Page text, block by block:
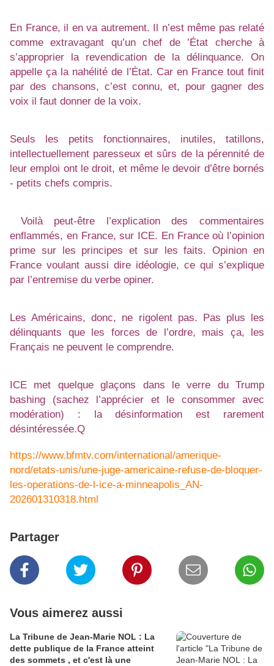
En France, il en va autrement. Il n’est même pas relaté
comme extravagant qu’un chef de ’État cherche à
s’approprier la revendication de la délinquance. On
appelle ça la nahélité de l’État. Car en France tout finit
par des chansons, c’est connu, et, pour gagner des
voix il faut donner de la voix.
Seuls les petits fonctionnaires, inutiles, tatillons,
intellectuellement paresseux et sûrs de la pérennité de
leur emploi ont le droit, et même le devoir d’être bornés
- petits chefs compris.
Voilà peut-être l’explication des commentaires
enflammés, en France, sur ICE. En France où l’opinion
prime sur les principes et sur les faits. Opinion en
France voulant aussi dire idéologie, ce qui s’explique
par l’entremise du verbe opiner.
Les Américains, donc, ne rigolent pas. Pas plus les
délinquants que les forces de l’ordre, mais ça, les
Français ne peuvent le comprendre.
ICE met quelque glaçons dans le verre du Trump
bashing (sachez l’apprécier et le consommer avec
modération) : la désinformation est rarement
désintéressée.Q
https://www.bfmtv.com/international/amerique-
nord/etats-unis/une-juge-americaine-refuse-de-bloquer-
les-operations-de-l-ice-a-minneapolis_AN-
202601310318.html
Partager
Vous aimerez aussi
La Tribune de Jean-Marie NOL : La
dette publique de la France atteint
des sommets , et c'est là une